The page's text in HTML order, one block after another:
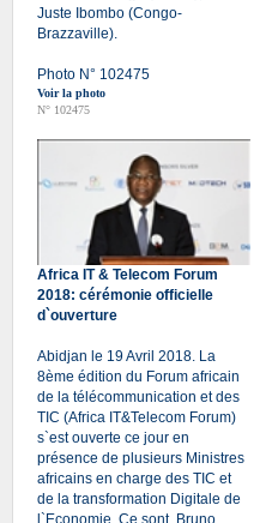
Juste Ibombo (Congo-
Brazzaville).
Photo N° 102475
Voir la photo
N° 102475
Africa IT & Telecom Forum
2018: cérémonie officielle
d`ouverture
Abidjan le 19 Avril 2018. La
8ème édition du Forum africain
de la télécommunication et des
TIC (Africa IT&Telecom Forum)
s`est ouverte ce jour en
présence de plusieurs Ministres
africains en charge des TIC et
de la transformation Digitale de
l`Economie. Ce sont, Bruno